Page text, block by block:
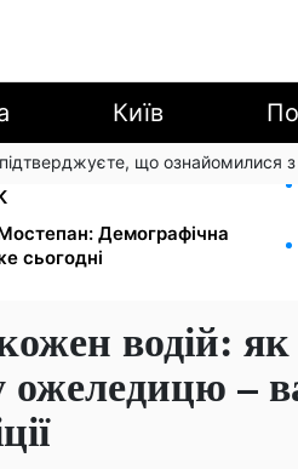
Київ
що ознайомилися з
Федоров розкрив
Демографічна
сьогодні
водій: як
ожеледицю –